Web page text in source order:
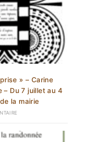
» – Carine
– Du 7 juillet au 4
la mairie